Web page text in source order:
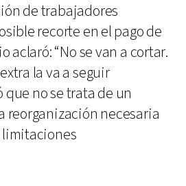
de trabajadores
recorte en el pago de
aclaró: “No se van a cortar.
la va a seguir
que no se trata de un
reorganización necesaria